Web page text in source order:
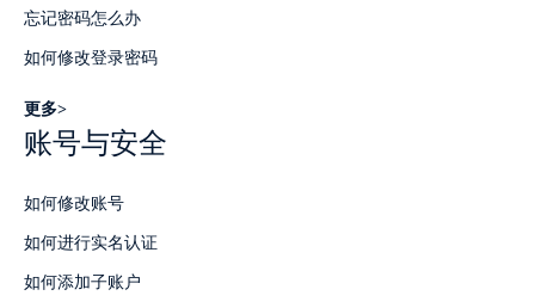
忘记密码怎么办
如何修改登录密码
更多>
账号与安全
如何修改账号
如何进行实名认证
如何添加子账户